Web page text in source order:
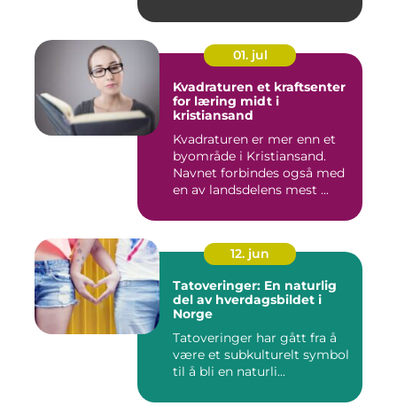
01. jul
Kvadraturen et kraftsenter
for læring midt i
kristiansand
Kvadraturen er mer enn et
byområde i Kristiansand.
Navnet forbindes også med
en av landsdelens mest ...
12. jun
Tatoveringer: En naturlig
del av hverdagsbildet i
Norge
Tatoveringer har gått fra å
være et subkulturelt symbol
til å bli en naturli...